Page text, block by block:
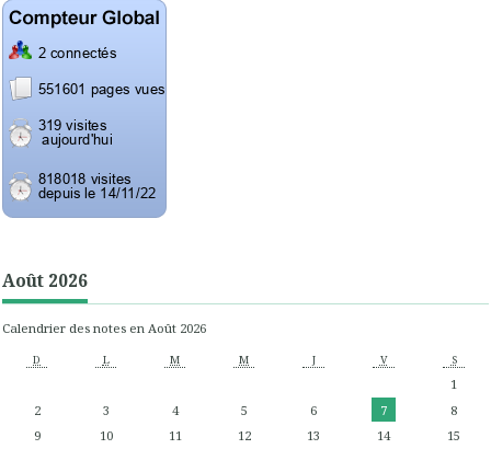
Août 2026
Calendrier des notes en Août 2026
D L M M J V S
1
2
3 4 5 6 7
8
9
10 11 12 13 14 15